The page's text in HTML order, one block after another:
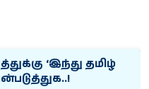
‘இந்து தமிழ்